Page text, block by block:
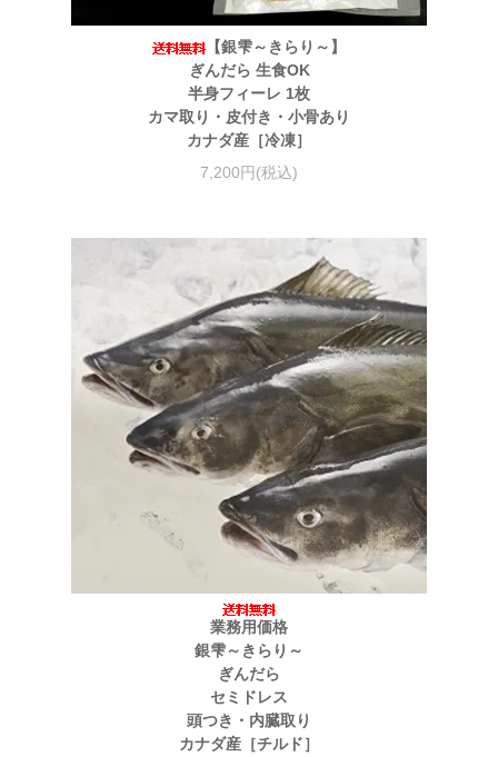
【銀雫～きらり～】
ぎんだら 生食OK
半身フィーレ 1枚
カマ取り・皮付き・小骨あり
カナダ産［冷凍］
7,200円(税込)
業務用価格
銀雫～きらり～
ぎんだら
セミドレス
頭つき・内臓取り
カナダ産［チルド］